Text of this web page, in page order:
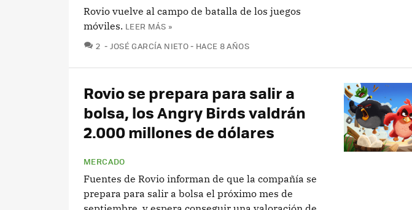
Rovio vuelve al campo de batalla de los juegos
móviles. LEER MÁS »
2 COMENTARIOS
JOSÉ GARCÍA NIETO HACE 8 AÑOS
Rovio se prepara para salir a
bolsa, los Angry Birds valdrán
2.000 millones de dólares
MERCADO
Fuentes de Rovio informan de que la compañía se
prepara para salir a bolsa el próximo mes de